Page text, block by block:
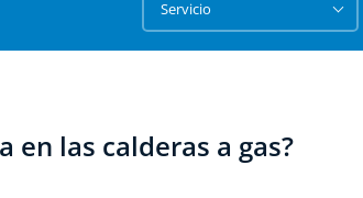
en las calderas a gas?